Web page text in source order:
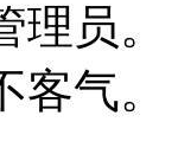
员。
客气。